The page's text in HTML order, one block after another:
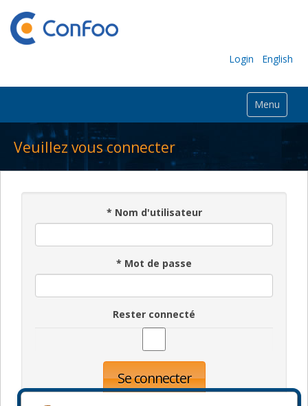
Login English
Menu
Veuillez vous connecter
* Nom d'utilisateur
* Mot de passe
Rester connecté
Se connecter